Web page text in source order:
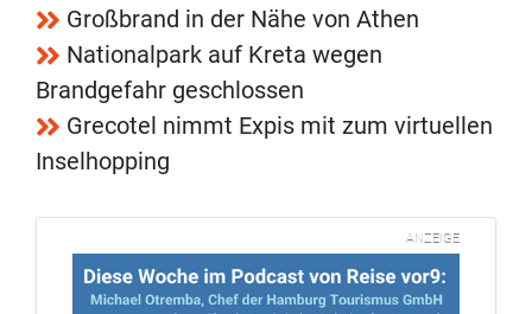
Großbrand in der Nähe von Athen
Nationalpark auf Kreta wegen
Brandgefahr geschlossen
Grecotel nimmt Expis mit zum virtuellen
Inselhopping
ANZEIGE